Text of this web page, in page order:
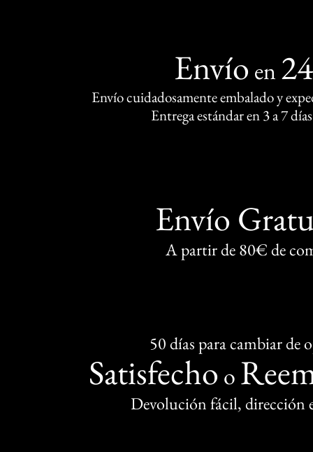
Envío en
Envío cuidadosamente embalado y
Entrega estándar en 3 a 7
Envío
A partir de 80€ de
50 días para cambiar de
Satisfecho o
Devolución fácil, dirección